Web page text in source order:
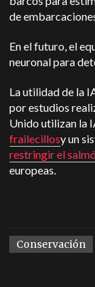
de
En el futuro, el
neuronal para
La utilidad de la
por estudios
Unido utilizan la
frailecillosy un
restringir el
europeas.
Conservación